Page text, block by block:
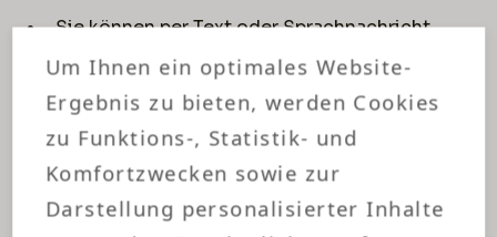
Sie können per Text oder Sprachnachricht
Änderungen mitteilen.
Die Bezahlung erfolgt über einen integrierten
Payment-Link(Blogartikel: Creatives &
Kampagnen entlang der neuen Customer
Journey mit KI).
Um Ihnen ein optimales Website-
Ergebnis zu bieten, werden Cookies
zu Funktions-, Statistik- und
Komfortzwecken sowie zur
Darstellung personalisierter Inhalte